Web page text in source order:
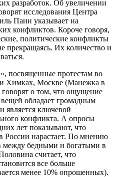
разработок. Об увеличении
исследования Центра
Паин указывает на
конфликтов. Короче говоря,
политические конфликты
прекращаясь. Их количество и
посвященные протестам во
Химках, Москве (Манежка в
о том, что ощущение
обладает громадным
ключевой
конфликта. А опросы
лет показывают, что
России нарастает. По мнению
между бедными и богатыми в
считает, что
все больше
менее 10% опрошенных).